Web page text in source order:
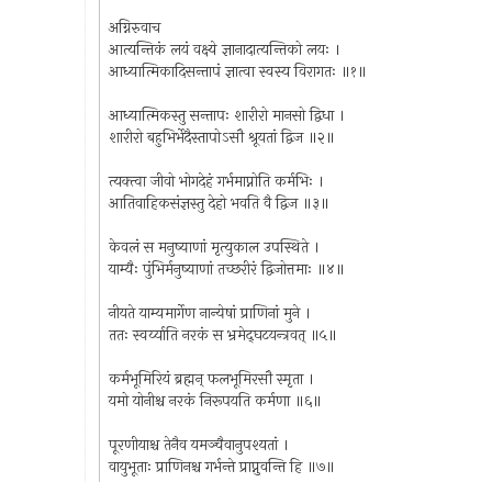
अग्निरुवाच
आत्यन्तिकं लयं वक्ष्ये ज्ञानादात्यन्तिको लयः ।
आध्यात्मिकादिसन्तापं ज्ञात्वा स्वस्य विरागतः ॥१॥
आध्यात्मिकस्तु सन्तापः शारीरो मानसो द्विधा ।
शारीरो बहुभिर्भेदैस्तापोऽसौ श्रूयतां द्विज ॥२॥
त्यक्त्वा जीवो भोगदेहं गर्भमाप्नोति कर्मभिः ।
आतिवाहिकसंज्ञस्तु देहो भवति वै द्विज ॥३॥
केवलं स मनुष्याणां मृत्युकाल उपस्थिते ।
याम्यैः पुंभिर्मनुष्याणां तच्छरीरं द्विजोत्तमाः ॥४॥
नीयते याम्यमार्गेण नान्येषां प्राणिनां मुने ।
ततः स्वर्य्याति नरकं स भ्रमेद्‌घटयन्त्रवत् ॥५॥
कर्मभूमिरियं ब्रह्मन् फलभूमिरसौ स्मृता ।
यमो योनीश्च नरकं निरूपयति कर्मणा ॥६॥
पूरणीयाश्च तेनैव यमञ्चैवानुपश्यतां ।
वायुभूताः प्राणिनश्च गर्भन्ते प्राप्नुवन्ति हि ॥७॥